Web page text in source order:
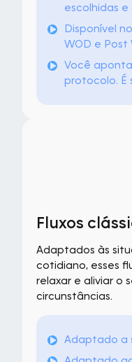
escolhidas
Disponível
WOD e Post
Você aponta
protocolo. É
Fluxos
Adaptados às
cotidiano, esses
relaxar e aliviar o
circunstâncias.
Adaptado a